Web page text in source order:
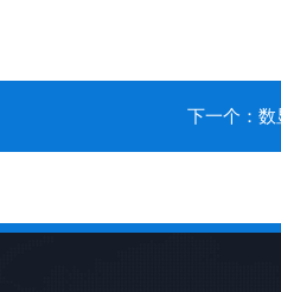
下一个： 数